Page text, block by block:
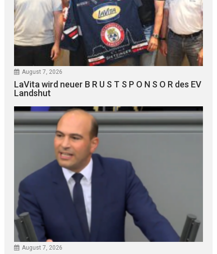
August 7, 2026
LaVita wird neuer B R U S T S P O N S O R des EV
Landshut
August 7, 2026